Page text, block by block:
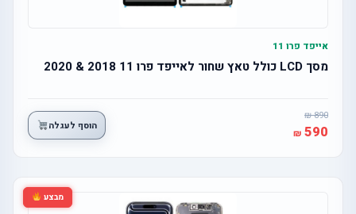
אייפד פרו 11
מסך LCD כולל טאץ שחור לאייפד פרו 11 2018 & 2020
890
590 הוסף לעגלה
מבצע